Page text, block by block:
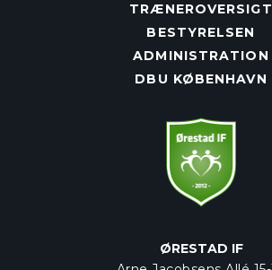
TRÆNEROVERSIGT
BESTYRELSEN
ADMINISTRATION
DBU KØBENHAVN
ØRESTAD IF